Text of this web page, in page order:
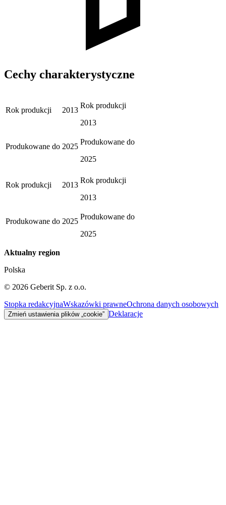
Cechy charakterystyczne
Rok produkcji 2013
Rok produkcji
2013
Produkowane do 2025
Produkowane do
2025
Rok produkcji 2013
Rok produkcji
2013
Produkowane do 2025
Produkowane do
2025
Aktualny region
Polska
© 2026 Geberit Sp. z o.o.
Stopka redakcyjnaWskazówki prawneOchrona danych osobowych
Zmień ustawienia plików „cookie” Deklaracje